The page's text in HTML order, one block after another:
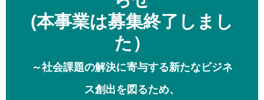
(本事業は募集終了しまし
た）
～社会課題の解決に寄与する新たなビジネ
ス創出を図るため、